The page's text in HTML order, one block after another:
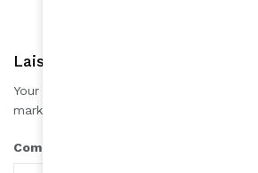
Laisser une réponse
Your email address will not be published.
marked
Comment